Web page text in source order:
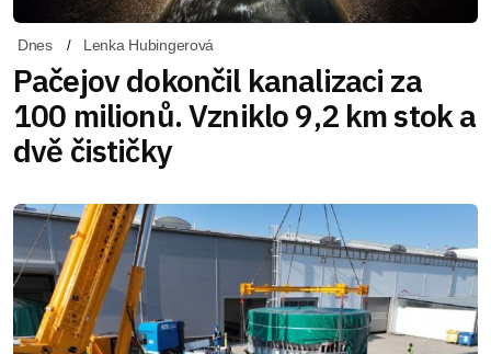
Dnes Lenka Hubingerová
Pačejov dokončil kanalizaci za
100 milionů. Vzniklo 9,2 km stok a
dvě čističky